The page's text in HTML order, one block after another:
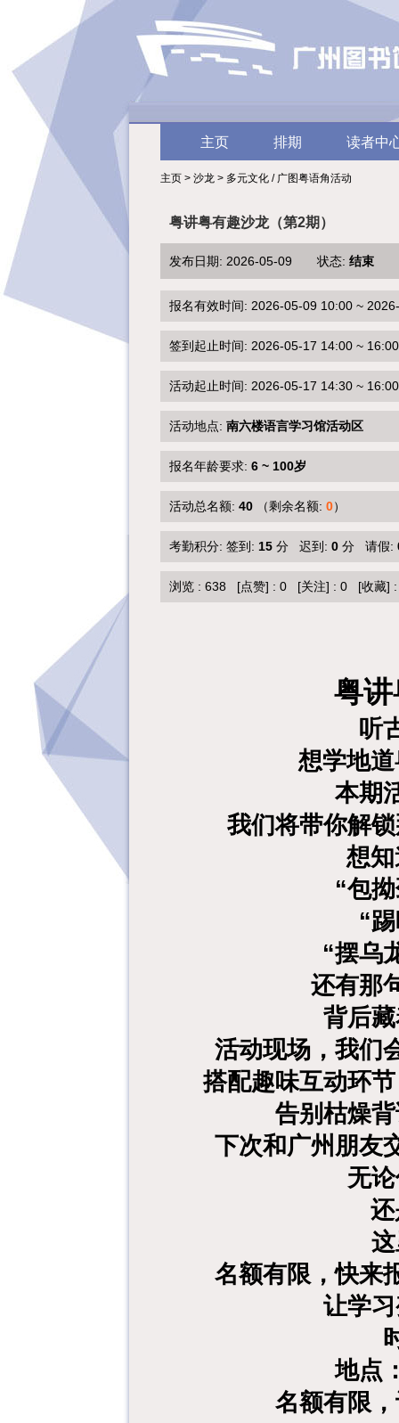
主页 排期 读者中
主页 > 沙龙 > 多元文化 / 广图粤语角活动
粤讲粤有趣沙龙（第2期）
发布日期: 2026-05-09 状态: 结束
报名有效时间: 2026-05-09 10:00 ~
签到起止时间: 2026-05-17 14:00 ~ 16:00
活动起止时间: 2026-05-17 14:30 ~ 16:00
活动地点: 南六楼语言学习馆活动区
报名年龄要求: 6 ~ 100岁
活动总名额: 40 （剩余名额: 0）
考勤积分: 签到: 15 分 迟到: 0 分 请假:
浏览 : 638 [点赞] : 0 [关注] : 0 [收藏]
粤
听
想学地
本期
我们将带你解
想
“包
“
“摆乌
还有那
背后
活动现场，我们
搭配趣味互动环
告别枯燥
下次和广州朋友
无
名额有限，快来
让学
地点
名额有限